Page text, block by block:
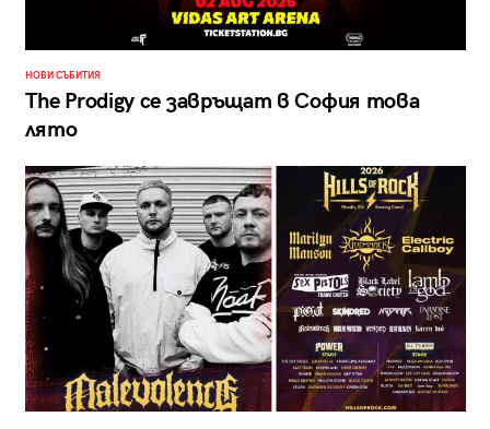
НОВИ СЪБИТИЯ
The Prodigy се завръщат в София това
лято